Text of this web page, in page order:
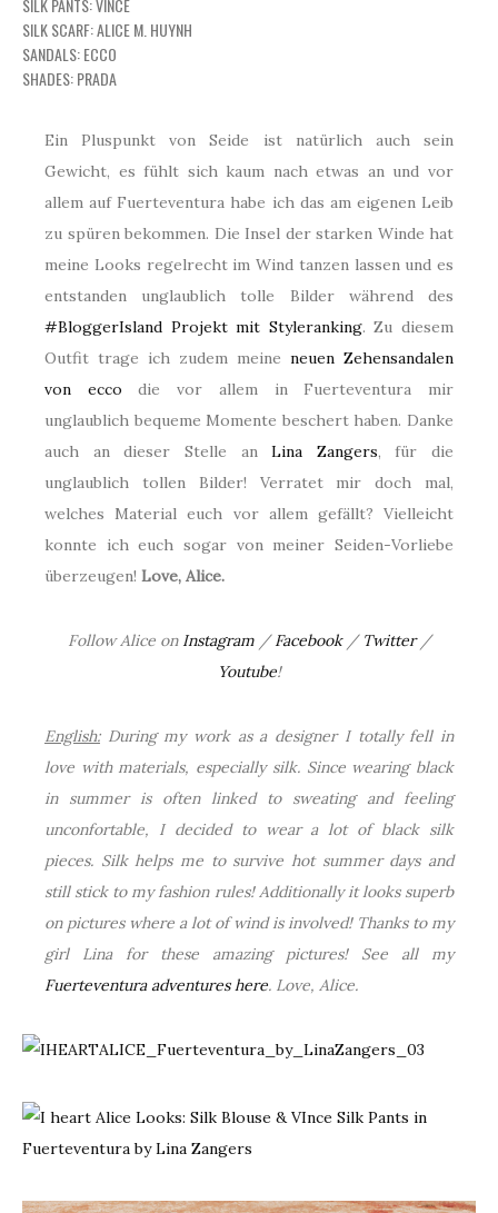
SILK PANTS: VINCE
SILK SCARF: ALICE M. HUYNH
SANDALS: ECCO
SHADES: PRADA
Ein Pluspunkt von Seide ist natürlich auch sein
Gewicht, es fühlt sich kaum nach etwas an und vor
allem auf Fuerteventura habe ich das am eigenen Leib
zu spüren bekommen. Die Insel der starken Winde hat
meine Looks regelrecht im Wind tanzen lassen und es
entstanden unglaublich tolle Bilder während des
#BloggerIsland Projekt mit Styleranking. Zu diesem
Outfit trage ich zudem meine neuen Zehensandalen
von ecco die vor allem in Fuerteventura mir
unglaublich bequeme Momente beschert haben. Danke
auch an dieser Stelle anLina Zangers, für die
unglaublich tollen Bilder! Verratet mir doch mal,
welches Material euch vor allem gefällt? Vielleicht
konnte ich euch sogar von meiner Seiden-Vorliebe
überzeugen! Love, Alice.
Follow Alice on Instagram/Facebook/ Twitter/
Youtube!
English:During my work as a designer I totally fell in
love with materials, especially silk. Since wearing black
in summer is often linked to sweating and feeling
unconfortable, I decided to wear a lot of black silk
pieces. Silk helps me to survive hot summer days and
still stick to my fashion rules! Additionally it looks superb
on pictures where a lot of wind is involved! Thanks to my
girl Lina for these amazing pictures! See all my
Fuerteventura adventures here. Love, Alice.